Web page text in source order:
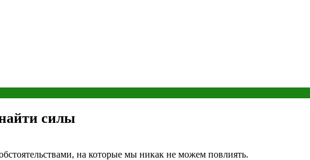
силы
на которые мы никак не можем повлиять.